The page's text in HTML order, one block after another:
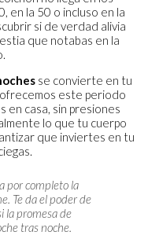
en la 50 o incluso en la
si de verdad alivia
que notabas en la
se convierte en tu
este periodo
en casa, sin presiones
lo que tu cuerpo
que inviertes en tu
por completo la
Te da el poder de
la promesa de
tras noche.